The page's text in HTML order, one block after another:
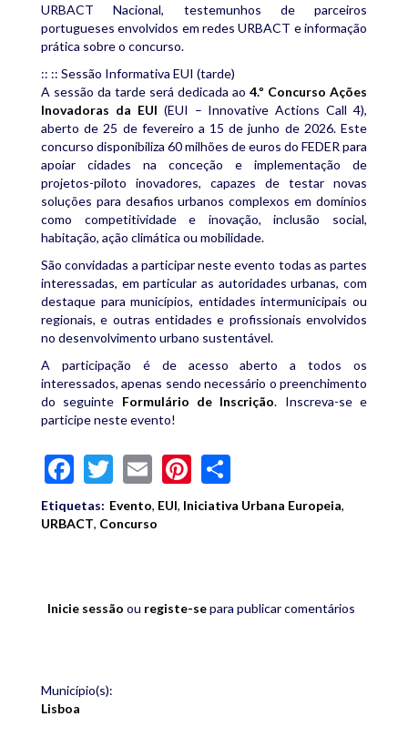
URBACT Nacional, testemunhos de parceiros
portugueses envolvidos em redes URBACT e informação
prática sobre o concurso.
:: :: Sessão Informativa EUI (tarde)
A sessão da tarde será dedicada ao 4.º Concurso Ações
Inovadoras da EUI (EUI – Innovative Actions Call 4),
aberto de 25 de fevereiro a 15 de junho de 2026. Este
concurso disponibiliza 60 milhões de euros do FEDER para
apoiar cidades na conceção e implementação de
projetos-piloto inovadores, capazes de testar novas
soluções para desafios urbanos complexos em domínios
como competitividade e inovação, inclusão social,
habitação, ação climática ou mobilidade.
São convidadas a participar neste evento todas as partes
interessadas, em particular as autoridades urbanas, com
destaque para municípios, entidades intermunicipais ou
regionais, e outras entidades e profissionais envolvidos
no desenvolvimento urbano sustentável.
A participação é de acesso aberto a todos os
interessados, apenas sendo necessário o preenchimento
do seguinte Formulário de Inscrição. Inscreva-se e
participe neste evento!
Facebook
Twitter
EmailPinterest
Etiquetas: Evento, EUI, Iniciativa Urbana Europeia,
URBACT, Concurso
Inicie sessão ou registe-separa publicar comentários
Município(s):
Lisboa